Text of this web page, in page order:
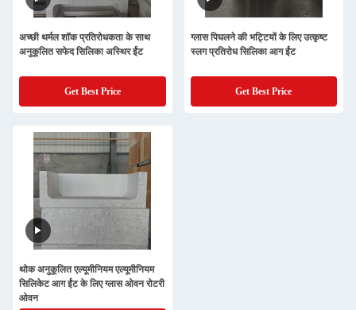
अच्छी थर्मल शॉक प्रतिरोधकता के साथ
अनुकूलित सफेद सिलिका अस्थिर ईंट
Get Best Price
ग्लास पिघलने की भट्टियों के लिए उत्कृष्ट
स्लग प्रतिरोध सिलिका आग ईंट
Get Best Price
थोक अनुकूलित एल्यूमीनियम एल्यूमीनियम
सिलिकेट आग ईंट के लिए ग्लास ओवन रोटरी
ओवन